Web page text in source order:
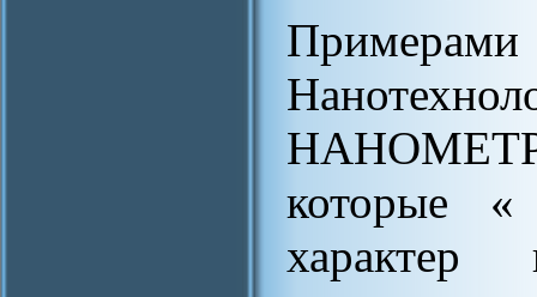
Примерами
которые «